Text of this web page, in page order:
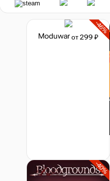
-46%
Moduwarот 299 ₽
-40%